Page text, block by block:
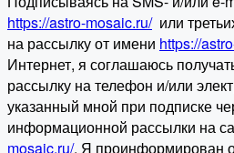
https://astro-mosaic.ru/или
на рассылку от имени https://
Интернет, я соглашаюсь
рассылку на телефон и/или
указанный мной при подписке
информационной рассылки на
mosaic.ru/. Я проинформирован